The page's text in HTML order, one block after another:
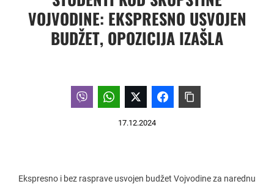
VOJVODINE: EKSPRESNO USVOJEN
BUDŽET, OPOZICIJA IZAŠLA
17.12.2024
Ekspresno i bez rasprave usvojen budžet Vojvodine za narednu